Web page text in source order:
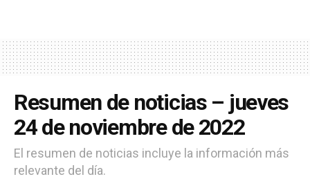
Resumen de noticias – jueves
24 de noviembre de 2022
El resumen de noticias incluye la información más
relevante del día.